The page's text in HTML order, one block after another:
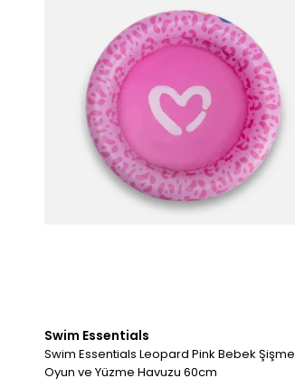
Swim Essentials
Swim Essentials Leopard Pink Bebek Şişme
Oyun ve Yüzme Havuzu 60cm